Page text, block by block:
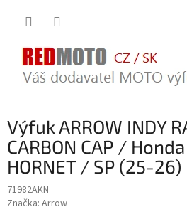
Výfuk ARROW INDY
CARBON CAP /
HORNET / SP (25-26)
71982AKN
Značka: Arrow